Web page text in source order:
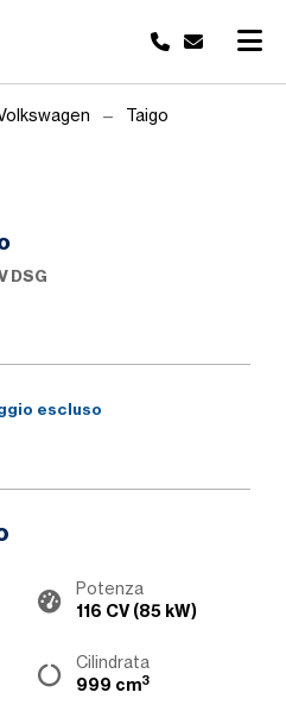
Taigo
DSG
escluso
Potenza
116 CV (85 kW)
Cilindrata
999 cm3